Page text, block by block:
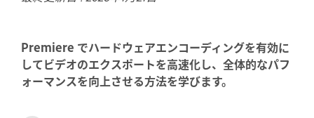
Premiere でハードウェアエンコーディングを有効に
してビデオのエクスポートを高速化し、全体的なパフ
ォーマンスを向上させる方法を学びます。